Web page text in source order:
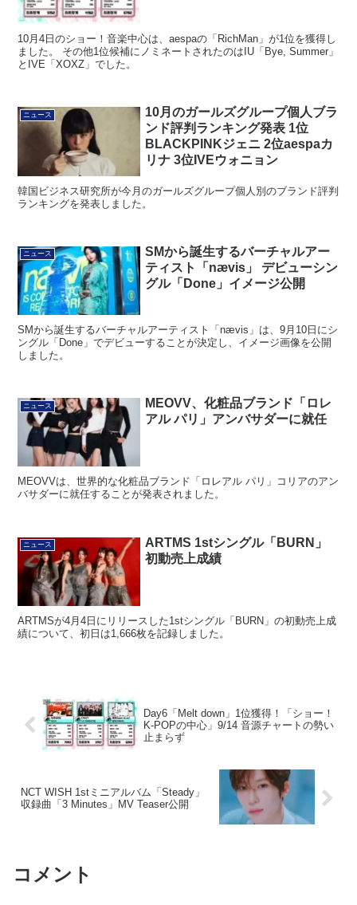
10月4日のショー！音楽中心は、aespaの「RichMan」が1位を獲得し
ました。 その他1位候補にノミネートされたのはIU「Bye, Summer」
とIVE「XOXZ」でした。
ニュース
10月のガールズグループ個人ブラ
ンド評判ランキング発表 1位
BLACKPINKジェニ 2位aespaカ
リナ 3位IVEウォニョン
韓国ビジネス研究所が今月のガールズグループ個人別のブランド評判
ランキングを発表しました。
ニュース
SMから誕生するバーチャルアー
ティスト「nævis」 デビューシン
グル「Done」イメージ公開
SMから誕生するバーチャルアーティスト「nævis」は、9月10日にシ
ングル「Done」でデビューすることが決定し、イメージ画像を公開
しました。
ニュース
MEOVV、化粧品ブランド「ロレ
アル パリ」アンバサダーに就任
MEOVVは、世界的な化粧品ブランド「ロレアル パリ」コリアのアン
バサダーに就任することが発表されました。
ニュース
ARTMS 1stシングル「BURN」
初動売上成績
ARTMSが4月4日にリリースした1stシングル「BURN」の初動売上成
績について、初日は1,666枚を記録しました。
Day6「Melt down」1位獲得！「ショー！
K-POPの中心」9/14 音源チャートの勢い
止まらず
NCT WISH 1stミニアルバム「Steady」
収録曲「3 Minutes」MV Teaser公開
コメント